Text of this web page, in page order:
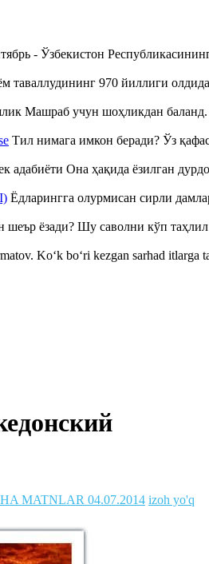
- Ўзбекистон
970 йиллиги
Машраб учун шоҳликдан
Тил нимага имкон беради? Ўз
адабиёти Она ҳақида ёзилган
Ёдларингга олурмисан сирли
ёзади? Шу саволни кўп
Ko‘k bo‘ri kezgan sarhad itlarga
MATNLAR 04.07.2014 izoh yo'q